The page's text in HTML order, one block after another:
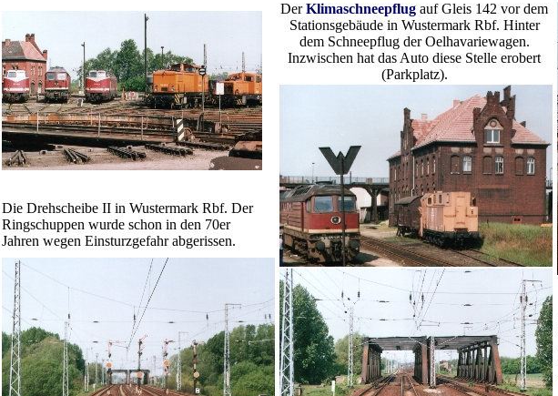
DerKlimaschneepflug auf Gleis 142 vor dem
Stationsgebäude in Wustermark Rbf. Hinter
dem Schneepflug der Oelhavariewagen.
Inzwischen hat das Auto diese Stelle erobert
(Parkplatz).
Die Drehscheibe II in Wustermark Rbf. Der
Ringschuppen wurde schon in den 70er
Jahren wegen Einsturzgefahr abgerissen.